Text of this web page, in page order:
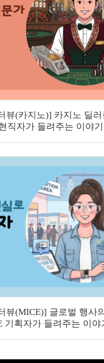
뷰(카지노)] 카지노 딜러
직자가 들려주는 이야기
뷰(MICE)] 글로벌 행사
기획자가 들려주는 이야